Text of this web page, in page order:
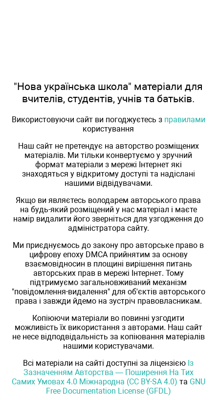
"Нова українська школа" матеріали для
вчителів, студентів, учнів та батьків.
Використовуючи сайт ви погоджуєтесь з правилами
користування
Наш сайт не претендує на авторство розміщених
матеріалів. Ми тільки конвертуємо у зручний
формат матеріали з мережі Інтернет які
знаходяться у відкритому доступі та надіслані
нашими відвідувачами.
Якщо ви являєтесь володарем авторського права
на будь-який розміщений у нас матеріал і маєте
намір видалити його зверніться для узгодження до
адміністратора сайту.
Ми приєднуємось до закону про авторське право в
цифрову епоху DMCA прийнятим за основу
взаємовідносин в площині вирішення питань
авторських прав в мережі Інтернет. Тому
підтримуємо загальновживаний механізм
"повідомлення-видалення" для об'єктів авторського
права і завжди йдемо на зустріч правовласникам.
Копіюючи матеріали во повинні узгодити
можливість їх використання з авторами. Наш сайт
не несе відподвідальність за копіювання матеріалів
нашими користувачами.
Всі матеріали на сайті доступні за ліцензією Із
Зазначенням Авторства — Поширення На Тих
Самих Умовах 4.0 Міжнародна (CC BY-SA 4.0) та GNU
Free Documentation License (GFDL)